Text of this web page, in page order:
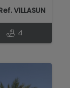
VILLASUN
4